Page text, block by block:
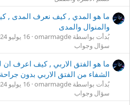
ما هو المدي , كيف نعرف المدى ,
والمنوال والمدى
بُدأت بواسطة omarmagde 16 يوليو 2024
سؤال وجواب
ما هو الفتق الاربي , كيف اعرف
الشفاء من الفتق الاربي بدون جراحة
بُدأت بواسطة omarmagde 16 يوليو 2024
سؤال وجواب